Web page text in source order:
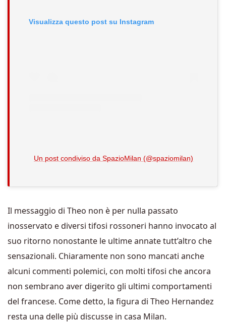
Visualizza questo post su Instagram
Un post condiviso da SpazioMilan (@spaziomilan)
Il messaggio di Theo non è per nulla passato
inosservato e diversi tifosi rossoneri hanno invocato al
suo ritorno nonostante le ultime annate tutt’altro che
sensazionali. Chiaramente non sono mancati anche
alcuni commenti polemici, con molti tifosi che ancora
non sembrano aver digerito gli ultimi comportamenti
del francese. Come detto, la figura di Theo Hernandez
resta una delle più discusse in casa Milan.